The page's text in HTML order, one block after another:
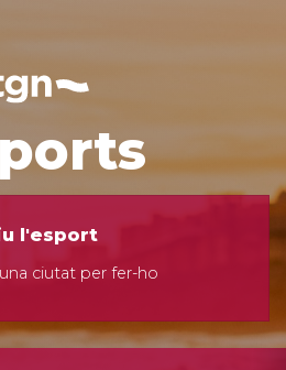
l'esport
ciutat per fer-ho